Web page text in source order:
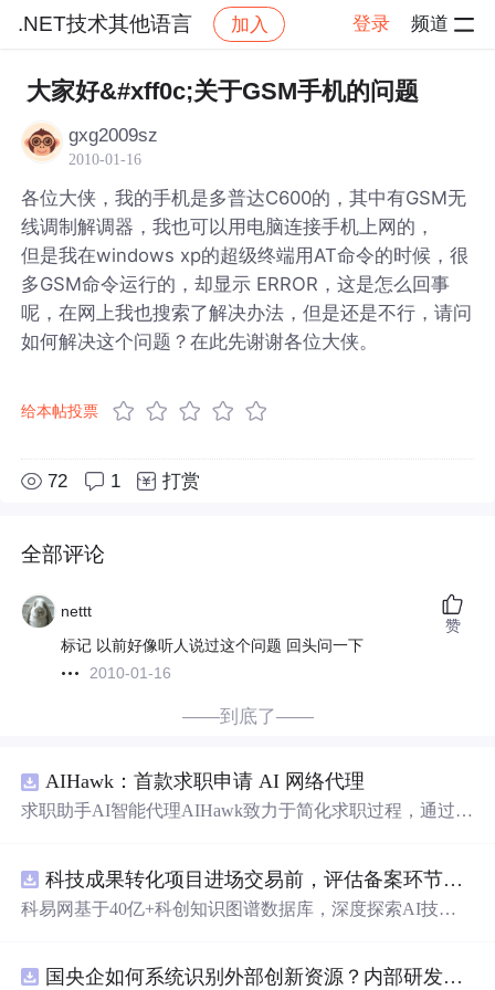
.NET技术其他语言 加入 登录 频道
社区 .NET技术其他语言 帖子详情
大家好&#xff0c;关于GSM手机的问题
gxg2009sz
2010-01-16
各位大侠，我的手机是多普达C600的，其中有GSM无
线调制解调器，我也可以用电脑连接手机上网的，
但是我在windows xp的超级终端用AT命令的时候，很
多GSM命令运行的，却显示 ERROR，这是怎么回事
呢，在网上我也搜索了解决办法，但是还是不行，请问
如何解决这个问题？在此先谢谢各位大侠。
给本帖投票
72 1 打赏
全部评论
nettt
标记 以前好像听人说过这个问题 回头问一下
2010-01-16
赞
——到底了——
AIHawk：首款求职申请 AI 网络代理
求职助手AI智能代理AIHawk致力于简化求职过程，通过自
科技成果转化项目进场交易前，评估备案环节需要准备哪些材料？.docx
科易网基于40亿+科创知识图谱数据库，深度探索AI技术
新领域的AI+数智化解决方案，推动科技创新与产业创新国央企如何系统识别外部创新资源？内部研发体系完善，但对外部高校、中小科技企业技术能力缺乏动态认知。.docx